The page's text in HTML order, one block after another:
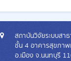
สถาบันวิจัยระบบสา
ชั้น 4 อาคารสุขภา
อ.เมือง จ.นนทบุรี